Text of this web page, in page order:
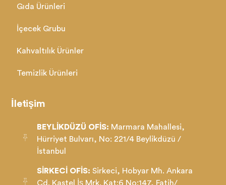
Gıda Ürünleri
İçecek Grubu
Kahvaltılık Ürünler
Temizlik Ürünleri
İletişim
BEYLİKDÜZÜ OFİS: Marmara Mahallesi,
Hürriyet Bulvarı, No: 221/4 Beylikdüzü /
İstanbul
SİRKECİ OFİS: Sirkeci, Hobyar Mh. Ankara
Cd. Kastel İş Mrk. Kat:6 No:147, Fatih/